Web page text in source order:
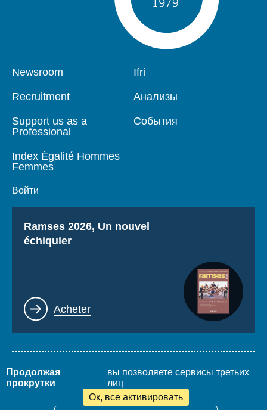
Pied
Newsroom
Recruitment
Support us as a
Professional
Index Égalité Hommes
Femmes
Войти
Navigation
Ifri
Анализы
События
Titre
Ramses 2026, Un nouvel
échiquier
Lien
Acheter
Mentions légalesPlan du site
www.thierrydemontbrial.comWorld Policy Conference
Blog Politique étrangère
Продолжая
прокрутки
вы позволяете сервисы третьих
лиц
Ок, все активировать